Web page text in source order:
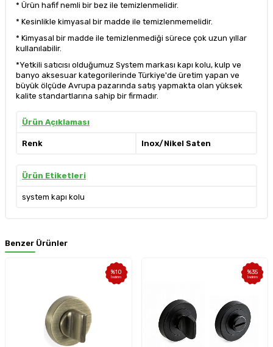
* Ürün hafif nemli bir bez ile temizlenmelidir.
* Kesinlikle kimyasal bir madde ile temizlenmemelidir.
* Kimyasal bir madde ile temizlenmediği sürece çok uzun yıllar
kullanılabilir.
*Yetkili satıcısı olduğumuz System markası kapı kolu, kulp ve
banyo aksesuar kategorilerinde Türkiye'de üretim yapan ve
büyük ölçüde Avrupa pazarında satış yapmakta olan yüksek
kalite standartlarına sahip bir firmadır.
Ürün Açıklaması
Renk Inox/Nikel Saten
Ürün Etiketleri
system kapı kolu
Benzer Ürünler
%10
İndirim
%35
İndirim